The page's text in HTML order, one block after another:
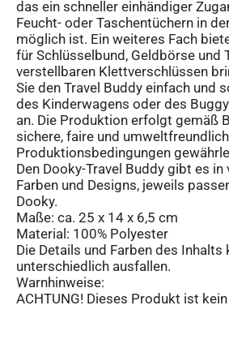
das ein schneller einhändiger
Feucht- oder Taschentüchern in
möglich ist. Ein weiteres Fach
für Schlüsselbund, Geldbörse und
verstellbaren Klettverschlüssen
Sie den Travel Buddy einfach und
des Kinderwagens oder des
an. Die Produktion erfolgt gemäß
sichere, faire und
Produktionsbedingungen
Den Dooky-Travel Buddy gibt es in
Farben und Designs, jeweils
Dooky.
Maße: ca. 25 x 14 x 6,5 cm
Material: 100% Polyester
Die Details und Farben des Inhalts
unterschiedlich ausfallen.
Warnhinweise:
ACHTUNG! Dieses Produkt ist